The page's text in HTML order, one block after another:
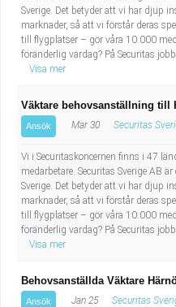
Sverige. Det betyder att vi har djup
marknader, så att vi förstår deras
till flygplatser – gör våra 10.000
föränderlig vardag? På Securitas
Visa mer
Väktare behovsanställning till
Ansök Mar 30 Securitas
Vi i Securitaskoncernen finns i 47
medarbetare. Securitas Sverige AB
Sverige. Det betyder att vi har djup
marknader, så att vi förstår deras
till flygplatser – gör våra 10.000
föränderlig vardag? På Securitas
Visa mer
Behovsanställda Väktare
Ansök Jan 25 Securitas